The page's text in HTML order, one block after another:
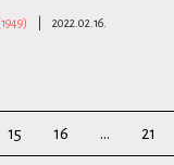
2022.02.16.
15 16 ... 21